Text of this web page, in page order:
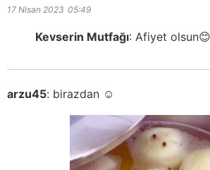
17 Nisan 2023 05:49
Kevserin Mutfağı: Afiyet olsun😊
arzu45: birazdan ☺️